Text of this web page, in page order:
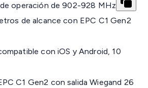
operación de 902-928 MHz
de alcance con EPC C1 Gen2
con iOS y Android, 10
C1 Gen2 con salida Wiegand 26